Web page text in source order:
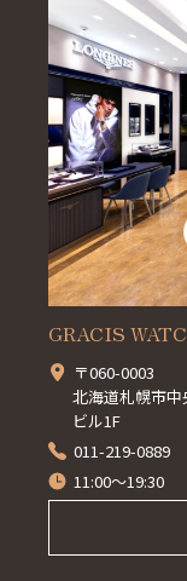
GRACIS
〒060-0003
北海道札幌市
ビル1F
011-219-0889
11:00～19:30